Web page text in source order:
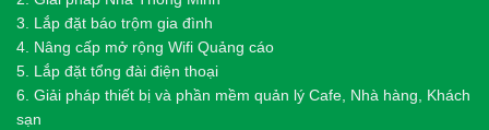
3. Lắp đặt báo trộm gia đình
4. Nâng cấp mở rộng Wifi Quảng cáo
5. Lắp đặt tổng đài điện thoại
6. Giải pháp thiết bị và phần mềm quản lý Cafe, Nhà hàng, Khách
sạn